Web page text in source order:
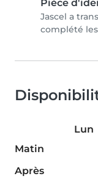
Pièce
Jascel a
complété
Lun
Matin
Après